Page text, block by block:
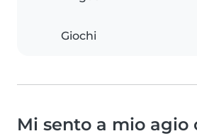
Giochi
Mi sento a mio agio